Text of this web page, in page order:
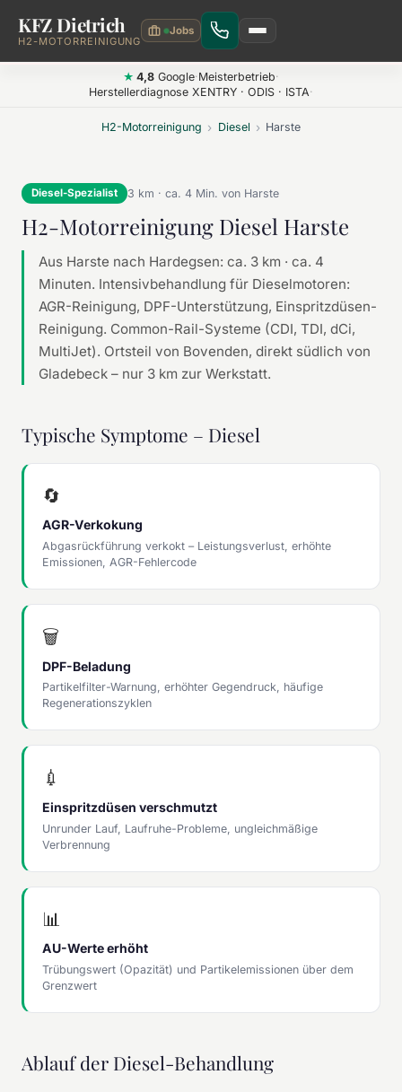
Zum Hauptinhalt springen
KFZ Dietrich
H2-MOTORREINIGUNG
★ 4,8Google·Meisterbetrieb·
Herstellerdiagnose XENTRY · ODIS · ISTA·
H2-Motorreinigung › Diesel › Harste
Diesel-Spezialist 3 km · ca. 4 Min. von Harste
H2-Motorreinigung Diesel Harste
Aus Harste nach Hardegsen: ca. 3 km · ca. 4
Minuten. Intensivbehandlung für Dieselmotoren:
AGR-Reinigung, DPF-Unterstützung, Einspritzdüsen-
Reinigung. Common-Rail-Systeme (CDI, TDI, dCi,
MultiJet). Ortsteil von Bovenden, direkt südlich von
Gladebeck – nur 3 km zur Werkstatt.
Typische Symptome – Diesel
🔄
AGR-Verkokung
Abgasrückführung verkokt – Leistungsverlust, erhöhte
Emissionen, AGR-Fehlercode
🗑
DPF-Beladung
Partikelfilter-Warnung, erhöhter Gegendruck, häufige
Regenerationszyklen
💉
Einspritzdüsen verschmutzt
Unrunder Lauf, Laufruhe-Probleme, ungleichmäßige
Verbrennung
📊
AU-Werte erhöht
Trübungswert (Opazität) und Partikelemissionen über dem
Grenzwert
Ablauf der Diesel-Behandlung